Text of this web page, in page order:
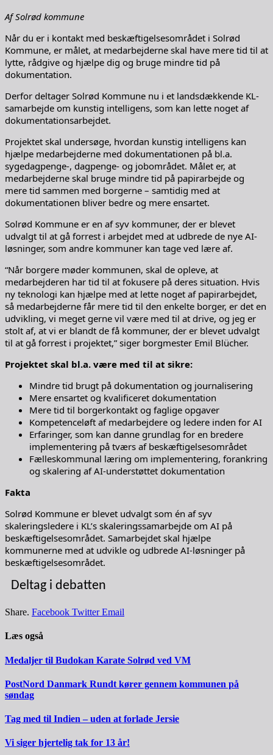
Af Solrød kommune
Når du er i kontakt med beskæftigelsesområdet i Solrød
Kommune, er målet, at medarbejderne skal have mere tid til at
lytte, rådgive og hjælpe dig og bruge mindre tid på
dokumentation.
Derfor deltager Solrød Kommune nu i et landsdækkende KL-
samarbejde om kunstig intelligens, som kan lette noget af
dokumentationsarbejdet.
Projektet skal undersøge, hvordan kunstig intelligens kan
hjælpe medarbejderne med dokumentationen på bl.a.
sygedagpenge-, dagpenge- og jobområdet. Målet er, at
medarbejderne skal bruge mindre tid på papirarbejde og
mere tid sammen med borgerne – samtidig med at
dokumentationen bliver bedre og mere ensartet.
Solrød Kommune er en af syv kommuner, der er blevet
udvalgt til at gå forrest i arbejdet med at udbrede de nye AI-
løsninger, som andre kommuner kan tage ved lære af.
“Når borgere møder kommunen, skal de opleve, at
medarbejderen har tid til at fokusere på deres situation. Hvis
ny teknologi kan hjælpe med at lette noget af papirarbejdet,
så medarbejderne får mere tid til den enkelte borger, er det en
udvikling, vi meget gerne vil være med til at drive, og jeg er
stolt af, at vi er blandt de få kommuner, der er blevet udvalgt
til at gå forrest i projektet,” siger borgmester Emil Blücher.
Projektet skal bl.a. være med til at sikre:
Mindre tid brugt på dokumentation og journalisering
Mere ensartet og kvalificeret dokumentation
Mere tid til borgerkontakt og faglige opgaver
Kompetenceløft af medarbejdere og ledere inden for AI
Erfaringer, som kan danne grundlag for en bredere
implementering på tværs af beskæftigelsesområdet
Fælleskommunal læring om implementering, forankring
og skalering af AI-understøttet dokumentation
Fakta
Solrød Kommune er blevet udvalgt som én af syv
skaleringsledere i KL’s skaleringssamarbejde om AI på
beskæftigelsesområdet. Samarbejdet skal hjælpe
kommunerne med at udvikle og udbrede AI-løsninger på
beskæftigelsesområdet.
Deltag i debatten
Share. Facebook Twitter Email
Læs også
Medaljer til Budokan Karate Solrød ved VM
PostNord Danmark Rundt kører gennem kommunen på
søndag
Tag med til Indien – uden at forlade Jersie
Vi siger hjertelig tak for 13 år!